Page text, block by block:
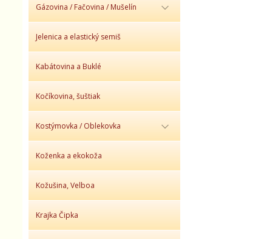
Gázovina / Fačovina / Mušelín
Jelenica a elastický semiš
Kabátovina a Buklé
Kočíkovina, šuštiak
Kostýmovka / Oblekovka
Koženka a ekokoža
Kožušina, Velboa
Krajka Čipka